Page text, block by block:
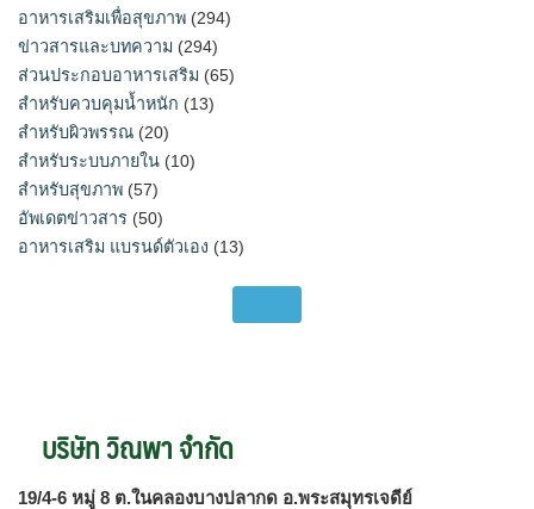
อาหารเสริมเพื่อสุขภาพ (294)
ข่าวสารและบทความ (294)
ส่วนประกอบอาหารเสริม (65)
สำหรับควบคุมน้ำหนัก (13)
สำหรับผิวพรรณ (20)
สำหรับระบบภายใน (10)
สำหรับสุขภาพ (57)
อัพเดตข่าวสาร (50)
อาหารเสริม แบรนด์ตัวเอง (13)
บริษัท วิณพา จำกัด
19/4-6 หมู่ 8 ต.ในคลองบางปลากด อ.พระสมุทรเจดีย์